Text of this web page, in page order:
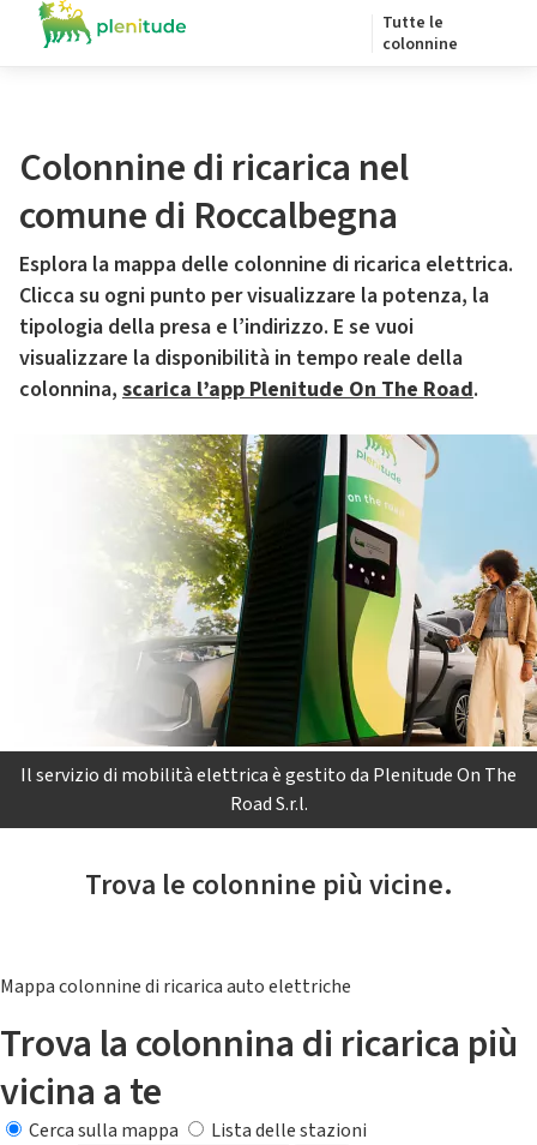
Tutte le
colonnine
Colonnine di ricarica nel
comune di Roccalbegna
Esplora la mappa delle colonnine di ricarica elettrica.
Clicca su ogni punto per visualizzare la potenza, la
tipologia della presa e l’indirizzo. E se vuoi
visualizzare la disponibilità in tempo reale della
colonnina, scarica l’app Plenitude On The Road.
Il servizio di mobilità elettrica è gestito da Plenitude On The
Road S.r.l.
Trova le colonnine più vicine.
Mappa colonnine di ricarica auto elettriche
Trova la colonnina di ricarica più
vicina a te
Cerca sulla mappa
Lista delle stazioni